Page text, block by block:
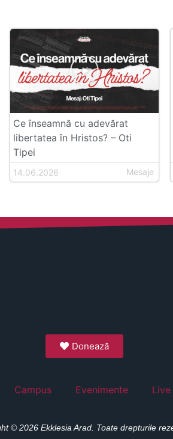
Ce înseamnă cu adevărat
libertatea în Hristos? – Oti
Tipei
14.06.2026 Mesaje
Donează
Campus Evenimente Live
© 2026 Ekklesia Arad. Toate drepturile